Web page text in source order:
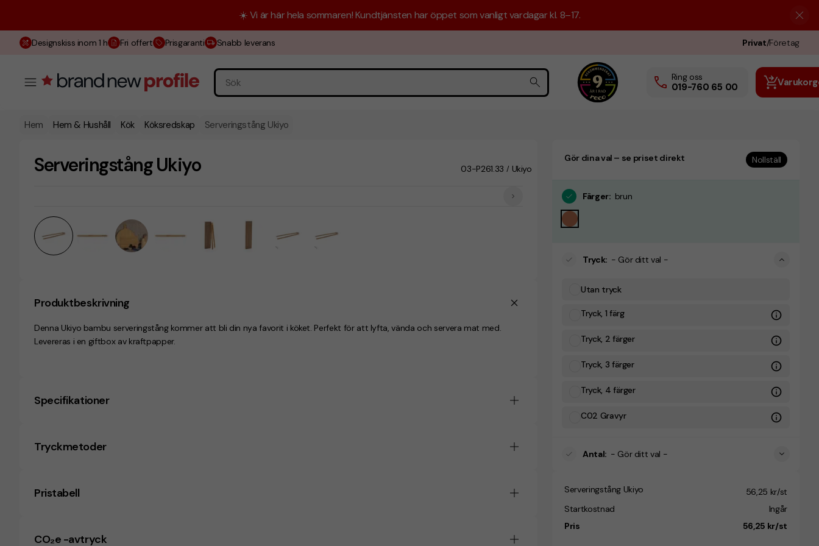
☀️ Vi är här hela sommaren! Kundtjänsten har öppet som vanligt vardagar kl. 8–17.
Designskiss inom 1 h Fri offert Prisgaranti Snabb leverans Privat/Företag
Ring oss
019-760 65 00
Hem Hem & Hushåll Kök Köksredskap Serveringstång Ukiyo
Serveringstång Ukiyo 03-P261.33 / Ukiyo
Produktbeskrivning
Denna Ukiyo bambu serveringstång kommer att bli din nya favorit i köket. Perfekt för att lyfta, vända och servera mat med.
Levereras i en giftbox av kraftpapper.
Specifikationer
Tryckmetoder
Pristabell
CO₂e -avtryck
Gör dina val – se priset direkt Nollställ
Färger: brun
Tryck: - Gör ditt val -
Utan tryck
Tryck, 1 färg
Tryck, 2 färger
Tryck, 3 färger
Tryck, 4 färger
C02 Gravyr
Antal: - Gör ditt val -
Serveringstång Ukiyo
56,25 kr/st
Startkostnad
Ingår
Pris
56,25 kr/st